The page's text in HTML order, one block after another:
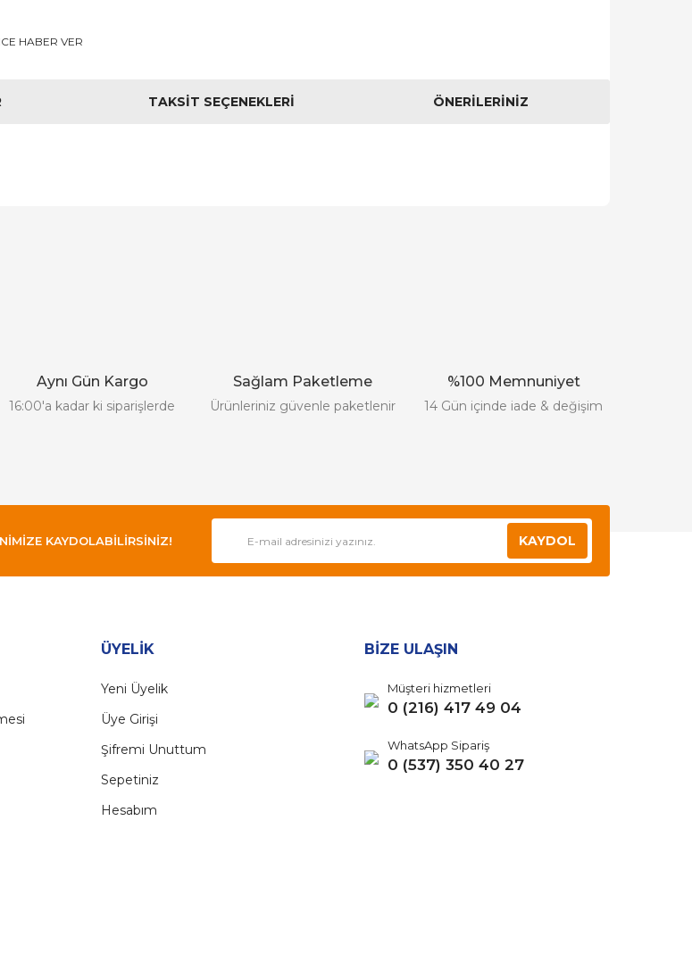
HABER VER
TAKSIT SEÇENEKLERI ÖNERILERINIZ
Aynı Gün Kargo
16:00'a kadar ki siparişlerde
Sağlam Paketleme
Ürünleriniz güvenle paketlenir
%100 Memnuniyet
14 Gün içinde iade & değişim
KAYDOLABİLİRSİNİZ! KAYDOL
ÜYELİK
Yeni Üyelik
Üye Girişi
Şifremi Unuttum
Sepetiniz
Hesabım
BİZE ULAŞIN
Müşteri hizmetleri
0 (216) 417 49 04
WhatsApp Sipariş
0 (537) 350 40 27